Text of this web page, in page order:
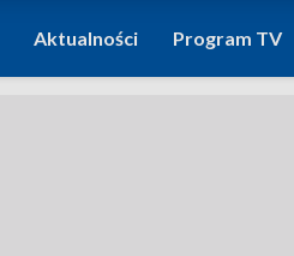
Aktualności Program TV